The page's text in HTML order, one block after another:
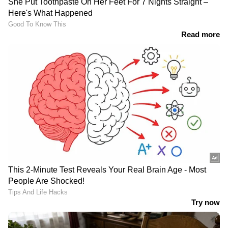
സുഹൃത്തിന്റേയും
വീഡിയോ പകര്‍ത്തി
ഭര്‍ത്താവിന്
ആരും അറിയാതെ
മരണത്തിൽ, ഓട്ടോ
ഡ്രൈവര്‍ കസ്റ്റഡിയിൽ
LATEST VIDEOS
അർജുൻ ആയങ്കി പിടിയിലായത്